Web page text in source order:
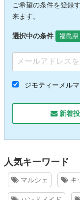
ご希望の条件を登録
来ます。
選択中の条件 福島県
ジモティーメル
新着投
人気キーワード
マルシェ キ